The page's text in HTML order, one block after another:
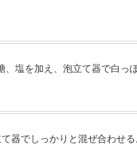
塩を加え、泡立て器で白っ
器でしっかりと混ぜ合わせる